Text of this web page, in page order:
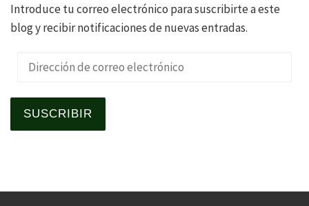
Introduce tu correo electrónico para suscribirte a este
blog y recibir notificaciones de nuevas entradas.
Dirección de correo electrónico
SUSCRIBIR